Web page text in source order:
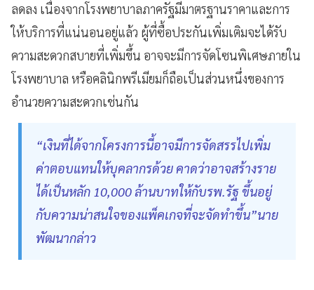
ลดลง เนื่องจากโรงพยาบาลภาครัฐมีมาตรฐานราคาและการ
ให้บริการที่แน่นอนอยู่แล้ว ผู้ที่ซื้อประกันเพิ่มเติมจะได้รับ
ความสะดวกสบายที่เพิ่มขึ้น อาจจะมีการจัดโซนพิเศษภายใน
โรงพยาบาล หรือคลินิกพรีเมียมก็ถือเป็นส่วนหนึ่งของการ
อำนวยความสะดวกเช่นกัน
“เงินที่ได้จากโครงการนี้อาจมีการจัดสรรไปเพิ่ม
ค่าตอบแทนให้บุคลากรด้วย คาดว่าอาจสร้างราย
ได้เป็นหลัก 10,000 ล้านบาทให้กับรพ.รัฐ ขึ้นอยู่
กับความน่าสนใจของแพ็คเกจที่จะจัดทำขึ้น”นาย
พัฒนากล่าว